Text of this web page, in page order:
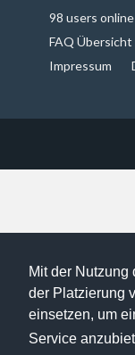
Mit der Nutzung
der Platzierung
einsetzen, um
Service
98 users
FAQ Übersicht
Impressum